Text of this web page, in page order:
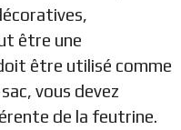
être une
être utilisé comme
vous devez
de la feutrine.